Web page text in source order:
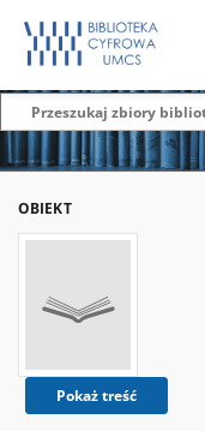
OBIEKT
Pokaż treść